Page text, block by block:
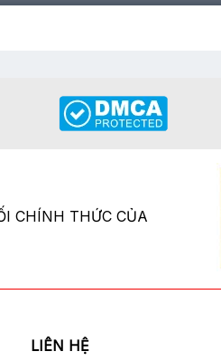
CHÍNH THỨC CỦA
LIÊN HỆ